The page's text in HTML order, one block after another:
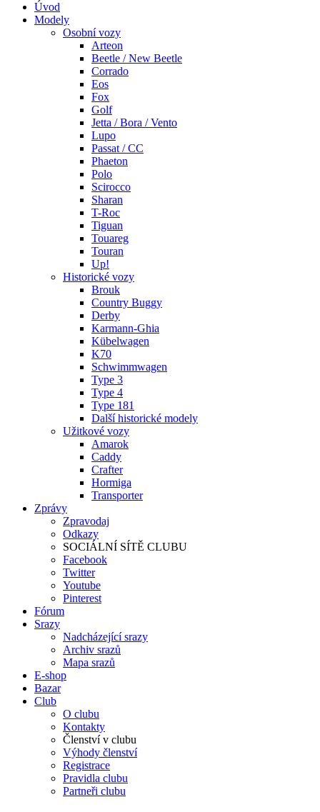
Úvod
Modely
Osobní vozy
Arteon
Beetle / New Beetle
Corrado
Eos
Fox
Golf
Jetta / Bora / Vento
Lupo
Passat / CC
Phaeton
Polo
Scirocco
Sharan
T-Roc
Tiguan
Touareg
Touran
Up!
Historické vozy
Brouk
Country Buggy
Derby
Karmann-Ghia
Kübelwagen
K70
Schwimmwagen
Type 3
Type 4
Type 181
Další historické modely
Užitkové vozy
Amarok
Caddy
Crafter
Hormiga
Transporter
Zprávy
Zpravodaj
Odkazy
SOCIÁLNÍ SÍTĚ CLUBU
Facebook
Twitter
Youtube
Pinterest
Fórum
Srazy
Nadcházející srazy
Archiv srazů
Mapa srazů
E-shop
Bazar
Club
O clubu
Kontakty
Členství v clubu
Výhody členství
Registrace
Pravidla clubu
Partneři clubu